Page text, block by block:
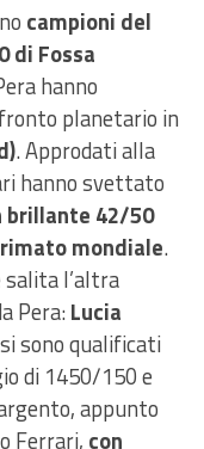
campioni del
di Fossa
hanno
planetario in
. Approdati alla
hanno svettato
brillante 42/50
mondiale.
l’altra
Pera:Lucia
si sono qualificati
di 1450/150 e
appunto
Ferrari, con